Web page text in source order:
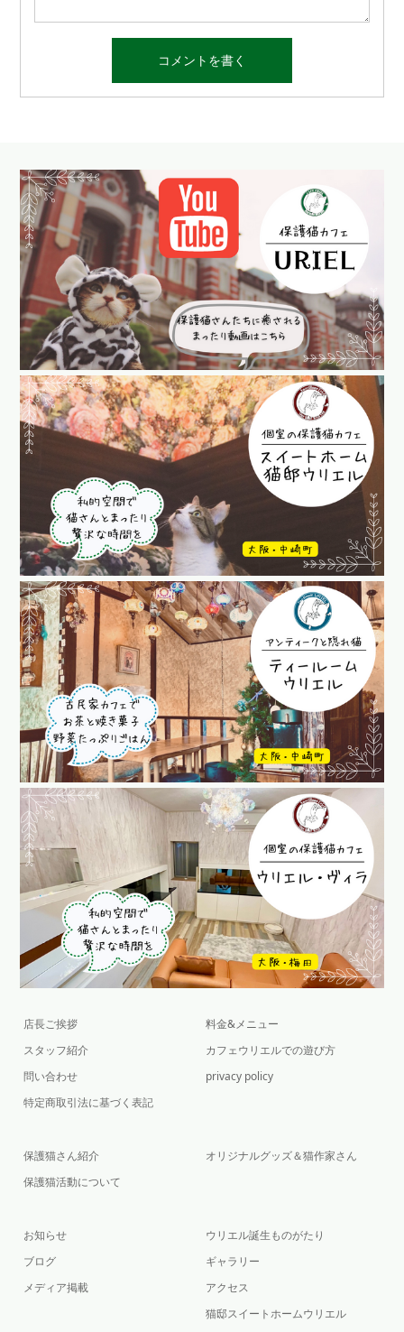
店長ご挨拶
スタッフ紹介
問い合わせ
特定商取引法に基づく表記
料金&メニュー
カフェウリエルでの遊び方
privacy policy
保護猫さん紹介
保護猫活動について
オリジナルグッズ＆猫作家さん
お知らせ
ブログ
メディア掲載
ウリエル誕生ものがたり
ギャラリー
アクセス
猫邸スイートホームウリエル